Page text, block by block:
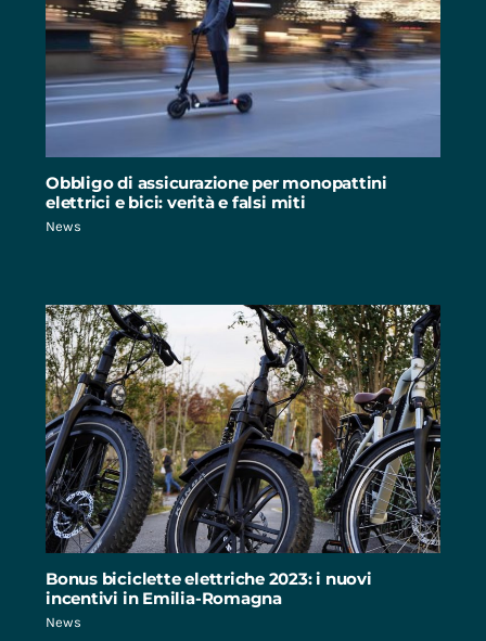
Obbligo di assicurazione per monopattini
elettrici e bici: verità e falsi miti
News
Bonus biciclette elettriche 2023: i nuovi
incentivi in Emilia-Romagna
News